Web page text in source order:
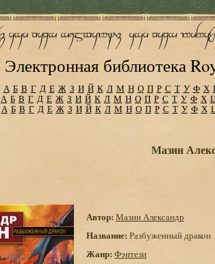
Электронная библиотека
А Б В Г Д Е Ж З И Й К Л М Н О П Р С Т У Ф Х
А Б В Г Д Е Ж З И Й К Л М Н О П Р С Т У Ф Х
А Б В Г Д Е Ж З И Й К Л М Н О П Р С Т У Ф Х
Мазин
Автор: Мазин Александр
Название: Разбуженный дракон
Жанр: Фэнтези